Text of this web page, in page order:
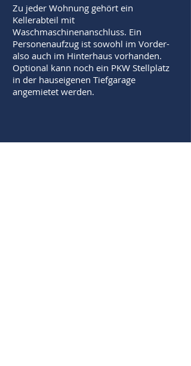
Zu jeder Wohnung gehört ein
Kellerabteil mit
Waschmaschinenanschluss. Ein
Personenaufzug ist sowohl im Vorder-
also auch im Hinterhaus vorhanden.
Optional kann noch ein PKW Stellplatz
in der hauseigenen Tiefgarage
angemietet werden.